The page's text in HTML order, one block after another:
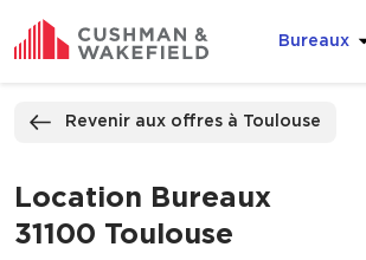
Bureaux
Revenir aux offres à Toulouse
Location Bureaux
31100 Toulouse